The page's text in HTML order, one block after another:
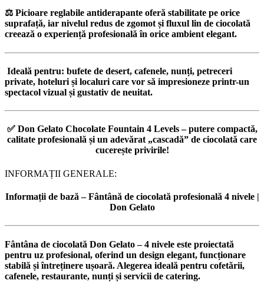
⚖️ Picioare reglabile antiderapante oferă stabilitate pe orice
suprafață, iar nivelul redus de zgomot și fluxul lin de ciocolată
creează o experiență profesională în orice ambient elegant.
Ideală pentru: bufete de desert, cafenele, nunți, petreceri
private, hoteluri și localuri care vor să impresioneze printr-un
spectacol vizual și gustativ de neuitat.
✅ Don Gelato Chocolate Fountain 4 Levels– putere compactă,
calitate profesională și un adevărat „cascadă” de ciocolată care
cucerește privirile!
INFORMAȚII GENERALE:
Informații de bază – Fântână de ciocolată profesională 4 nivele |
Don Gelato
Fântâna de ciocolată Don Gelato – 4 nivele este proiectată
pentru uz profesional, oferind un design elegant, funcționare
stabilă și întreținere ușoară. Alegerea ideală pentru cofetării,
cafenele, restaurante, nunți și servicii de catering.